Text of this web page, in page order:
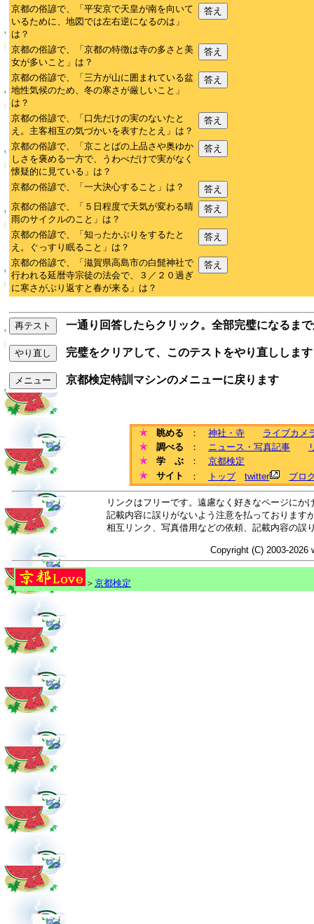
京都の俗諺で、「平安京で天皇が南を向いて
いるために、地図では左右逆になるのは」
は？
答え
京都の俗諺で、「京都の特徴は寺の多さと美
女が多いこと」は？
答え
京都の俗諺で、「三方が山に囲まれている盆
地性気候のため、冬の寒さが厳しいこと」
は？
答え
京都の俗諺で、「口先だけの実のないたと
え。主客相互の気づかいを表すたとえ」は？
答え
京都の俗諺で、「京ことばの上品さや奥ゆか
しさを褒める一方で、うわべだけで実がなく
懐疑的に見ている」は？
答え
京都の俗諺で、「一大決心すること」は？
答え
京都の俗諺で、「５日程度で天気が変わる晴
雨のサイクルのこと」は？
答え
京都の俗諺で、「知ったかぶりをするたと
え。ぐっすり眠ること」は？
答え
京都の俗諺で、「滋賀県高島市の白髭神社で
行われる延暦寺宗徒の法会で、３／２０過ぎ
に寒さがぶり返すと春が来る」は？
答え
再テスト 一通り回答したらクリック。全部完璧になるま
やり直し 完璧をクリアして、このテストをやり直しします
メニュー 京都検定特訓マシンのメニューに戻ります
眺める ： 神社・寺
ライブカメ
調べる
： ニュース・写真記事
学 ぶ
： 京都検定
サイト
： トップ twitter ブロ
リンクはフリーです。遠慮なく好きなページに
記載内容に誤りがないよう注意を払っております
相互リンク、写真借用などの依頼、記載内容の誤
Copyright (C) 2003-2026
＞ 京都検定